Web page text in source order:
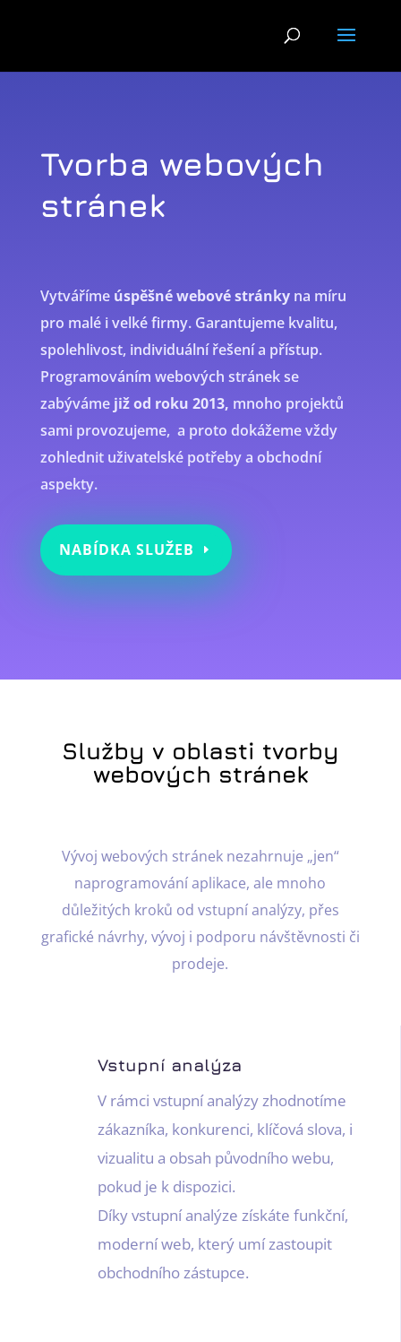
Tvorba webových
stránek
Vytváříme úspěšné webové stránkyna míru
pro malé i velké firmy. Garantujeme kvalitu,
spolehlivost, individuální řešení a přístup.
Programováním webových stránek se
zabýváme již od roku 2013, mnoho projektů
sami provozujeme, a proto dokážeme vždy
zohlednit uživatelské potřeby a obchodní
aspekty.
NABÍDKA SLUŽEB
Služby v oblasti tvorby
webových stránek
Vývoj webových stránek nezahrnuje „jen“
naprogramování aplikace, ale mnoho
důležitých kroků od vstupní analýzy, přes
grafické návrhy, vývoj i podporu návštěvnosti či
prodeje.
Vstupní analýza
V rámci vstupní analýzy zhodnotíme
zákazníka, konkurenci, klíčová slova, i
vizualitu a obsah původního webu,
pokud je k dispozici.
Díky vstupní analýze získáte funkční,
moderní web, který umí zastoupit
obchodního zástupce.